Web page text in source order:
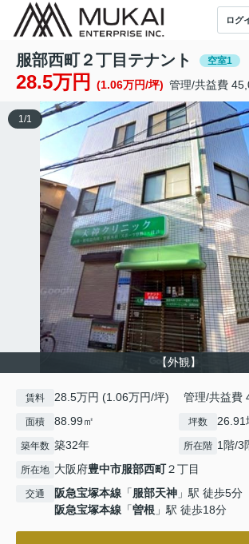
ログ
服部西町２丁目テナント 空室1
28.5万円 (1.06万円/坪) 管理/共益費
【外観】
1/1
賃料 28.5万円 (1.06万円/坪) 管理/共益費
面積 88.99㎡ 坪数 26.91
築年数 築32年 所在階 1階/3
所在地 大阪府豊中市服部西町２丁目
交通 阪急宝塚本線 「服部天神 」駅 徒歩5分
阪急宝塚本線 「曽根 」駅 徒歩18分